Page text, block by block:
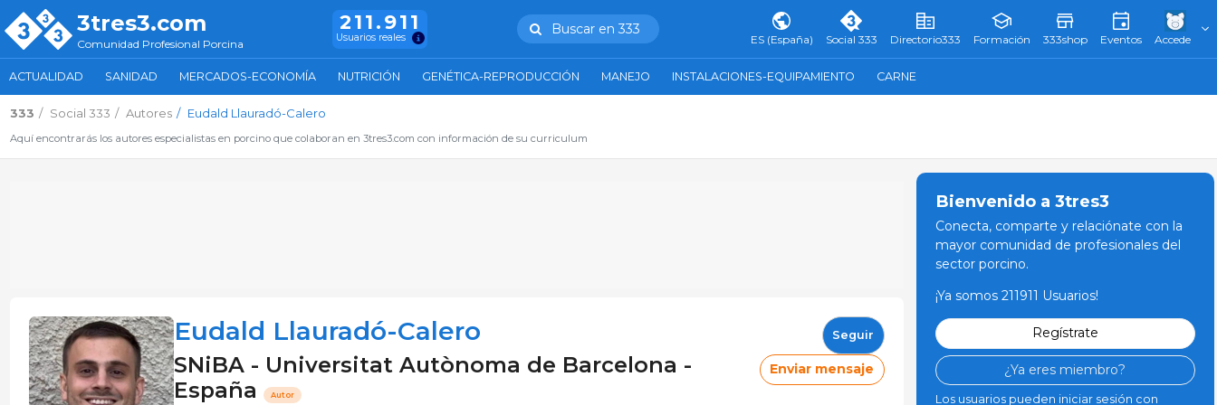
3tres3.com
Comunidad Profesional Porcina
211.911
Usuarios reales
Buscar en 333
ES (España) Social 333 Directorio333 Formación 333shop Eventos Accede
ACTUALIDAD SANIDAD MERCADOS-ECONOMÍA NUTRICIÓN GENÉTICA-REPRODUCCIÓN MANEJO INSTALACIONES-EQUIPAMIENTO CARNE
333 Social 333 Autores Eudald Llauradó-Calero
Aquí encontrarás los autores especialistas en porcino que colaboran en 3tres3.com con información de su curriculum
Eudald Llauradó-Calero
SNiBA - Universitat Autònoma de Barcelona -
España
Autor
Seguir
Enviar mensaje
Bienvenido a 3tres3
Conecta, comparte y relaciónate con la
mayor comunidad de profesionales del
sector porcino.
¡Ya somos 211911 Usuarios!
Regístrate
¿Ya eres miembro?
Los usuarios pueden iniciar sesión con